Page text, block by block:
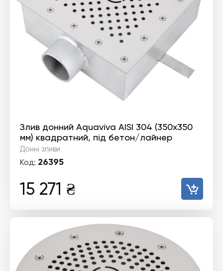
Злив донний Aquaviva AISI 304 (350х350
мм) квадратний, під бетон/лайнер
Донні зливи
Код: 26395
15 271 ₴